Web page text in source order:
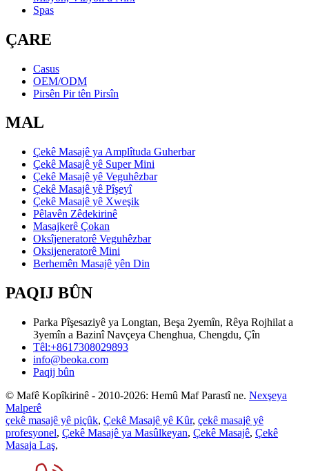
Spas
ÇARE
Casus
OEM/ODM
Pirsên Pir tên Pirsîn
MAL
Çekê Masajê ya Amplîtuda Guherbar
Çekê Masajê yê Super Mini
Çekê Masajê yê Veguhêzbar
Çekê Masajê yê Pîşeyî
Çekê Masajê yê Xweşik
Pêlavên Zêdekirinê
Masajkerê Çokan
Oksîjeneratorê Veguhêzbar
Oksijeneratorê Mini
Berhemên Masajê yên Din
PAQIJ BÛN
Parka Pîşesaziyê ya Longtan, Beşa 2yemîn, Rêya Rojhilat a
3yemîn a Bazinî Navçeya Chenghua, Chengdu, Çîn
Têl:+8617308029893
info@beoka.com
Paqij bûn
© Mafê Kopîkirinê - 2010-2026: Hemû Maf Parastî ne. Nexşeya
Malperê
çekê masajê yê piçûk, Çekê Masajê yê Kûr, çekê masajê yê
profesyonel, Çekê Masajê ya Masûlkeyan, Çekê Masajê, Çekê
Masaja Laş,